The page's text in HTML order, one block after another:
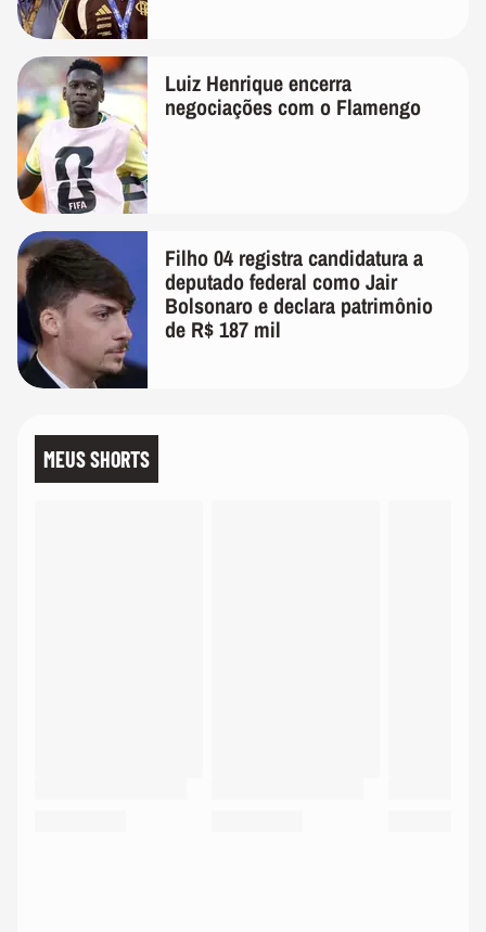
Luiz Henrique encerra
negociações com o Flamengo
Filho 04 registra candidatura a
deputado federal como Jair
Bolsonaro e declara patrimônio
de R$ 187 mil
MEUS SHORTS